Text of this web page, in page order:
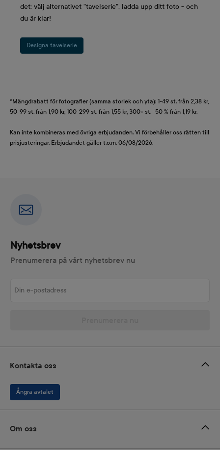
det: välj alternativet "tavelserie", ladda upp ditt foto - och
du är klar!
Designa tavelserie
*Mängdrabatt för fotografier (samma storlek och yta): 1-49 st. från 2,38 kr,
50-99 st. från 1,90 kr, 100-299 st. från 1,55 kr, 300+ st. -50 % från 1,19 kr.
Kan inte kombineras med övriga erbjudanden. Vi förbehåller oss rätten till
prisjusteringar. Erbjudandet gäller t.o.m. 06/08/2026.
Nyhetsbrev
Prenumerera på vårt nyhetsbrev nu
Kontakta oss
Ångra avtalet
Om oss